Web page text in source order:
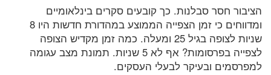
הציבור חסר סבלנות. כך קובעים סקרים בינלאומיים
ומדווחים כי זמן הצפייה הממוצע במהדורת חדשות היו 8
שניות לצופה בגיל 25 ומעלה. כמה זמן מקדיש הצופה
לצפייה בפרסומות? אף לא 5 שניות. תמונת מצב עגומה
למפרסמים ובעיקר לבעלי העסקים.